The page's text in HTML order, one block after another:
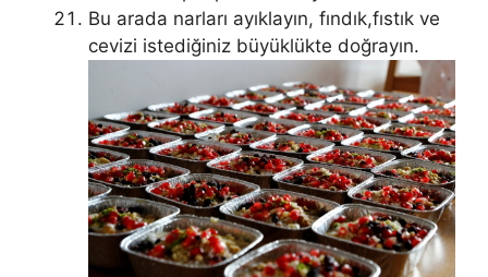
Bu arada narları ayıklayın, fındık,fıstık ve
cevizi istediğiniz büyüklükte doğrayın.